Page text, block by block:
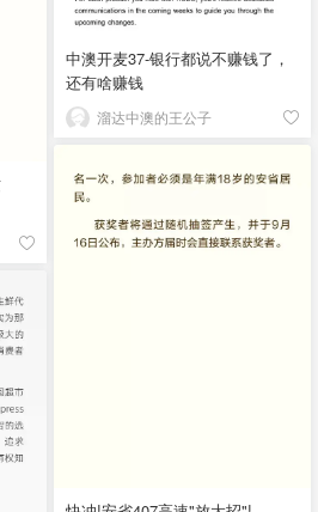
中澳开麦37-银行都说不赚钱了，
还有啥赚钱
溜达中澳的王公子